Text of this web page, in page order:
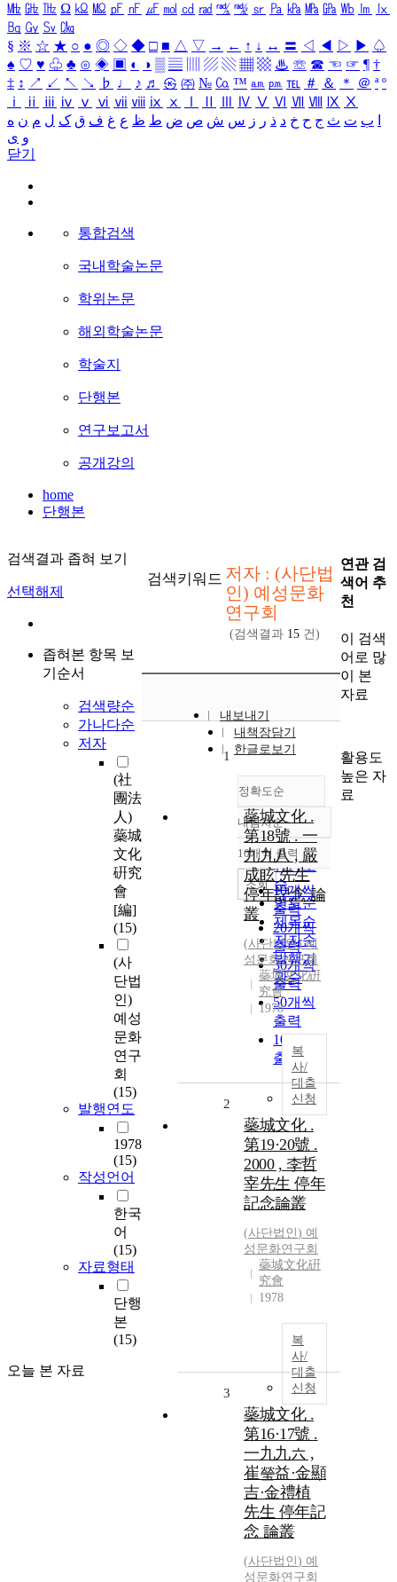
㎒ ㎓ ㎔ Ω ㏀ ㏁ ㎊ ㎋ ㎌ ㏖ ㏅ ㎭ ㎮ ㎯ ㏛ ㎩ ㎪ ㎫ ㎬ ㏝ ㏐
㏓
㏃ ㏉ ㏜ ㏆
§ ※ ☆ ★ ○ ● ◎ ◇ ◆ □ ■ △ ▽ → ← ↑ ↓ ↔ 〓 ◁ ◀ ▷ ▶ ♤
♠ ♡ ♥ ♧ ♣ ⊙ ◈ ▣ ◐ ◑ ▒ ▤ ▨ ▧ ▦ ▩ ♨ ☏ ☎ ☜ ☞ ¶ †
‡ ↕ ↗ ↙ ↖ ↘ ♭ ♩ ♪ ♬ ㉿ ㈜ № ㏇ ™ ㏂ ㏘ ℡ ＃ ＆ ＊ ＠ ª º
ⅰ
ⅱ ⅲ ⅳ ⅴ ⅵ ⅶ ⅷ ⅸ ⅹ Ⅳ Ⅴ Ⅵ Ⅶ Ⅷ Ⅸ Ⅹ
ب ت ث ج ح خ د ذ ر ز س ش ص ض ط ظ ع غ ف ق ک ل م ن ه
و ی
닫기
통합검색
국내학술논문
학위논문
해외학술논문
학술지
단행본
연구보고서
공개강의
home
단행본
검색결과 좁혀 보기
선택해제
좁혀본 항목 보
기순서
검색량순
가나다순
저자
(社
團法
人)
蘂城
文化
硏究
會
[編]
(15)
(사
단법
인)
예성
문화
연구
회
(15)
발행연도
1978
(15)
작성언어
한국
어
(15)
자료형태
단행
본
(15)
오늘 본 자료
검색키워드 저자 : (사단법
인) 예성문화
연구회
(검색결과 15 건)
내보내기
내책장담기
한글로보기
정확도순
정확도
순
인기도
순
연도순
제목순
저자순
발행기
관순
내림차순
내림차순
10개씩 출력
10개씩
출력
20개씩
출력
30개씩
출력
50개씩
출력
100개씩
출력
조회
1
蘂城文化 .
第18號 . 一
九九八 , 嚴
成眩 先生
停年記念 論
叢
(사단법인)예
성문화연구회
蘂城文化硏
究會
1978
복
사/
대출
신청
2
蘂城文化 .
第19·20號 .
2000 , 李哲
宰先生 停年
記念論叢
(사단법인) 예
성문화연구회
蘂城文化硏
究會
1978
복
사/
대출
신청
3
蘂城文化 .
第16·17號 .
一九九六 ,
崔瑩益·金顯
吉·金禮植
先生 停年記
念 論叢
(사단법인) 예
성문화연구회
연관 검
색어 추
천
이 검색
어로 많
이 본
자료
활용도
높은 자
료